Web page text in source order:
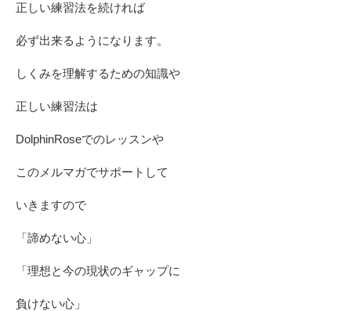
正しい練習法を続ければ
必ず出来るようになります。
しくみを理解するための知識や
正しい練習法は
DolphinRoseでのレッスンや
このメルマガでサポートして
いきますので
「諦めない心」
「理想と今の現状のギャップに
負けない心」